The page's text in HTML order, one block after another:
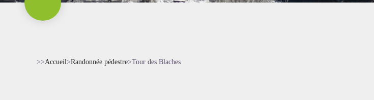
>>Accueil>Randonnée pédestre>Tour des Blaches